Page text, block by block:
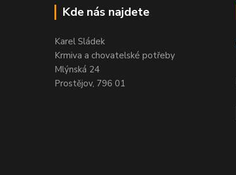
Kde nás najdete
Karel Sládek
Krmiva a chovatelské potřeby
Mlýnská 24
Prostějov, 796 01